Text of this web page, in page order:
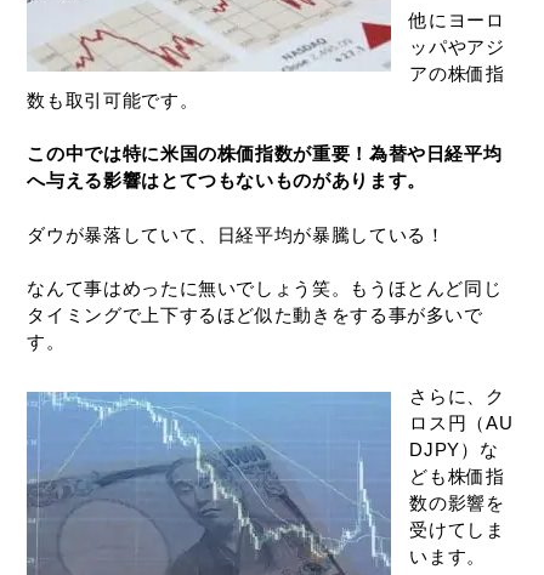
他にヨーロ
ッパやアジ
アの株価指
数も取引可能です。
この中では特に米国の株価指数が重要！ 為替や日経平均
へ与える影響はとてつもないものがあります。
ダウが暴落していて、日経平均が暴騰している！
なんて事はめったに無いでしょう笑。もうほとんど同じ
タイミングで上下するほど似た動きをする事が多いで
す。
さらに、ク
ロス円（AU
DJPY）な
ども株価指
数の影響を
受けてしま
います。